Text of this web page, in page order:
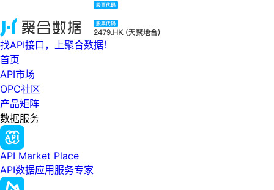
找API接口，上聚合数据！
首页
API市场
OPC社区
产品矩阵
数据服务
API Market Place
API数据应用服务专家